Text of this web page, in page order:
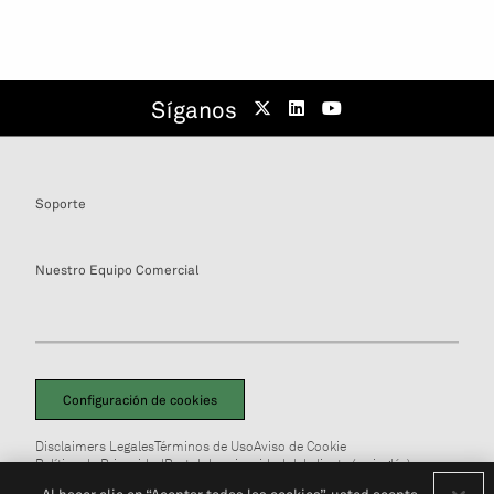
Síganos
Soporte
Nuestro Equipo Comercial
Configuración de cookies
Disclaimers LegalesTérminos de UsoAviso de Cookie
Política de PrivacidadPortal de privacidad del cliente (en inglés)